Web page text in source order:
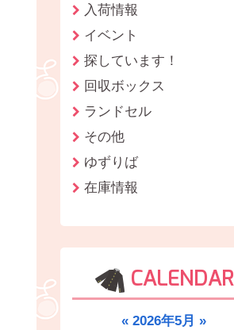
入荷情報
イベント
探しています！
回収ボックス
ランドセル
その他
ゆずりば
在庫情報
CALENDAR
« 2026年5月 »